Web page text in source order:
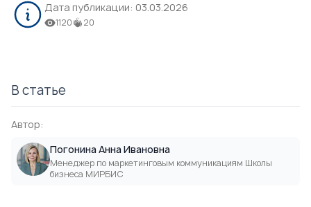
Дата публикации: 03.03.2026
1120 20
В статье
Автор:
Погонина Анна Ивановна
Менеджер по маркетинговым коммуникациям Школы
бизнеса МИРБИС